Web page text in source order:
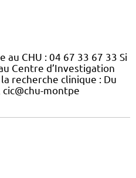
au CHU : 04 67 33 67 33 Si
Centre d’Investigation
recherche clinique : Du
montpe